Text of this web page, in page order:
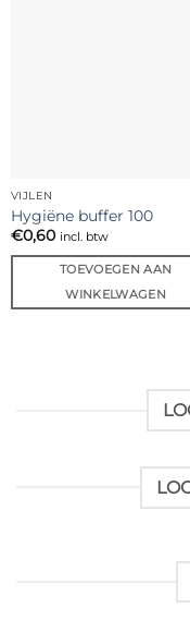
VIJLEN
Hygiëne buffer 100
€0,60 incl. btw
TOEVOEGEN AAN
WINKELWAGEN